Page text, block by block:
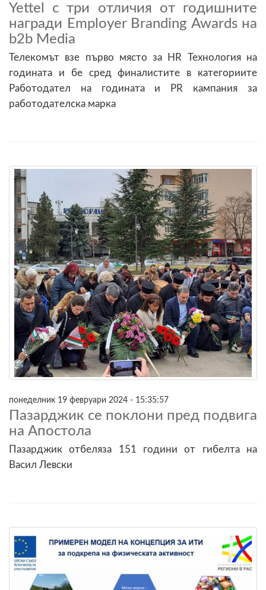
Yettel с три отличия от годишните
награди Employer Branding Awards на
b2b Media
Телекомът взе първо място за HR Технология на
годината и бе сред финалистите в категориите
Работодател на годината и PR кампания за
работодателска марка
понеделник 19 февруари 2024 - 15:35:57
Пазарджик се поклони пред подвига
на Апостола
Пазарджик отбеляза 151 години от гибелта на
Васил Левски